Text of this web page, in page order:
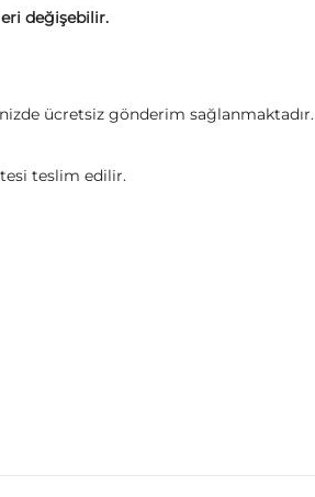
değişebilir.
ücretsiz gönderim sağlanmaktadır.
teslim edilir.